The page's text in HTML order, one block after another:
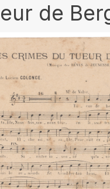
de